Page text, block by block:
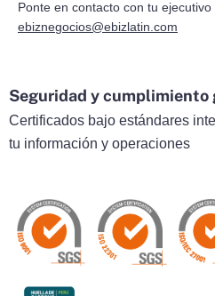
Ponte en contacto con tu
ebiznegocios@ebizlatin.com
Seguridad y cumplimiento
Certificados bajo estándares
tu información y operaciones